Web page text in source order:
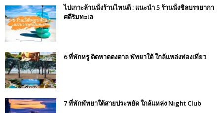
ไปเกาะล้านนั่งร้านไหนดี : แนะนำ 5 ร้านนั่งชิลบรรยากา
ศดีริมทะเล
6 ที่พักหรู ติดหาดดงตาล พัทยาใต้ ใกล้แหล่งท่องเที่ยว
7 ที่พักพัทยาใต้สายประหยัด ใกล้แหล่ง Night Club